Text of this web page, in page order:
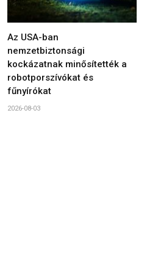
Az USA-ban
nemzetbiztonsági
kockázatnak minősítették a
robotporszívókat és
fűnyírókat
2026-08-03